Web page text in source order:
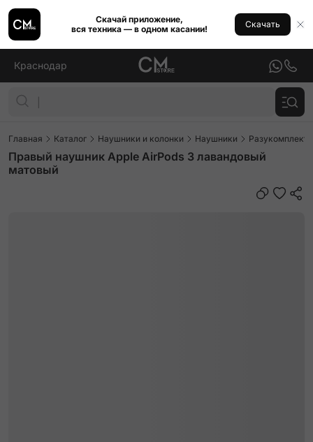
Скачай приложение,
вся техника — в одном касании!
Скачать
Краснодар
Главная Каталог Наушники и колонки Наушники
Правый наушник Apple AirPods 3 лавандовый
матовый